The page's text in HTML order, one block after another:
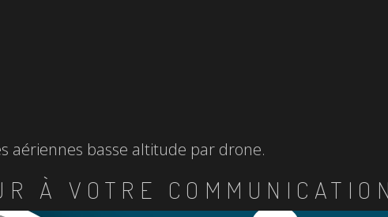
aériennes basse altitude par drone.
À VOTRE COMMUNICATION